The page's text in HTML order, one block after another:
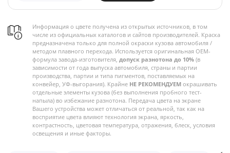
Информация о цвете получена из открытых источников, в том
числе из официальных каталогов и сайтов производителей. Краска
предназначена только для полной окраски кузова автомобиля /
методом плавного перехода. Используется оригинальная OEM-
формула завода-изготовителя, допуск разнотона до 10% (в
зависимости от года выпуска автомобиля, страны и партии
производства, партии и типа пигментов, поставляемых на
конвейер, УФ-выгорания). Крайне НЕ РЕКОМЕНДУЕМ окрашивать
отдельные элементы кузова (без выполнения пробного тест-
напыла) во избежание разнотона. Передача цвета на экране
Вашего устройства может отличаться от реальной, так как на
восприятие цвета влияют технология экрана, яркость,
контрастность, цветовая температура, отражения, блеск, условия
освещения и иные факторы.